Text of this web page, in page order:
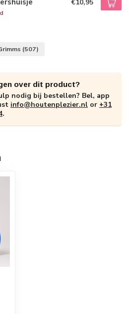
€10,95
(507)
over dit product?
nodig bij bestellen? Bel, app
info@houtenplezier.nl or +31
.